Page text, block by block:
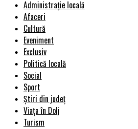
Administrație locală
Afaceri
Cultură
Eveniment
Exclusiv
Politică locală
Social
Sport
Știri din județ
Viața în Dolj
Turism